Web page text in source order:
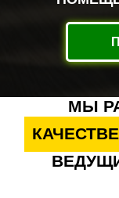
МЫ